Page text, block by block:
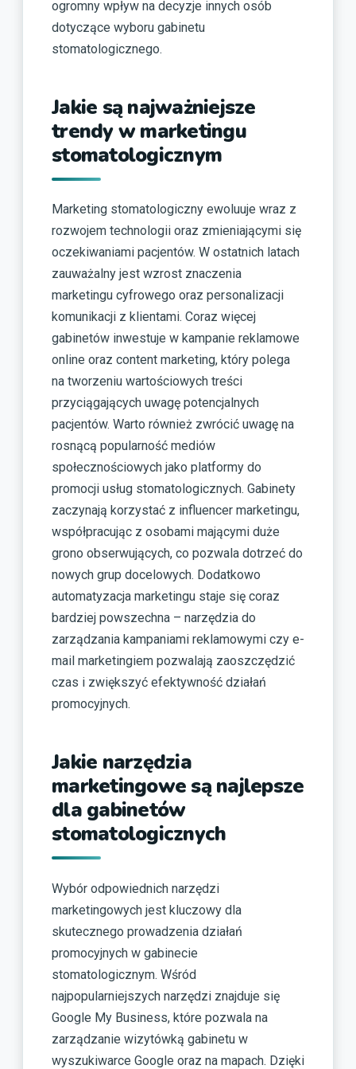
ogromny wpływ na decyzje innych osób
dotyczące wyboru gabinetu
stomatologicznego.
Jakie są najważniejsze
trendy w marketingu
stomatologicznym
Marketing stomatologiczny ewoluuje wraz z
rozwojem technologii oraz zmieniającymi się
oczekiwaniami pacjentów. W ostatnich latach
zauważalny jest wzrost znaczenia
marketingu cyfrowego oraz personalizacji
komunikacji z klientami. Coraz więcej
gabinetów inwestuje w kampanie reklamowe
online oraz content marketing, który polega
na tworzeniu wartościowych treści
przyciągających uwagę potencjalnych
pacjentów. Warto również zwrócić uwagę na
rosnącą popularność mediów
społecznościowych jako platformy do
promocji usług stomatologicznych. Gabinety
zaczynają korzystać z influencer marketingu,
współpracując z osobami mającymi duże
grono obserwujących, co pozwala dotrzeć do
nowych grup docelowych. Dodatkowo
automatyzacja marketingu staje się coraz
bardziej powszechna – narzędzia do
zarządzania kampaniami reklamowymi czy e-
mail marketingiem pozwalają zaoszczędzić
czas i zwiększyć efektywność działań
promocyjnych.
Jakie narzędzia
marketingowe są najlepsze
dla gabinetów
stomatologicznych
Wybór odpowiednich narzędzi
marketingowych jest kluczowy dla
skutecznego prowadzenia działań
promocyjnych w gabinecie
stomatologicznym. Wśród
najpopularniejszych narzędzi znajduje się
Google My Business, które pozwala na
zarządzanie wizytówką gabinetu w
wyszukiwarce Google oraz na mapach. Dzięki